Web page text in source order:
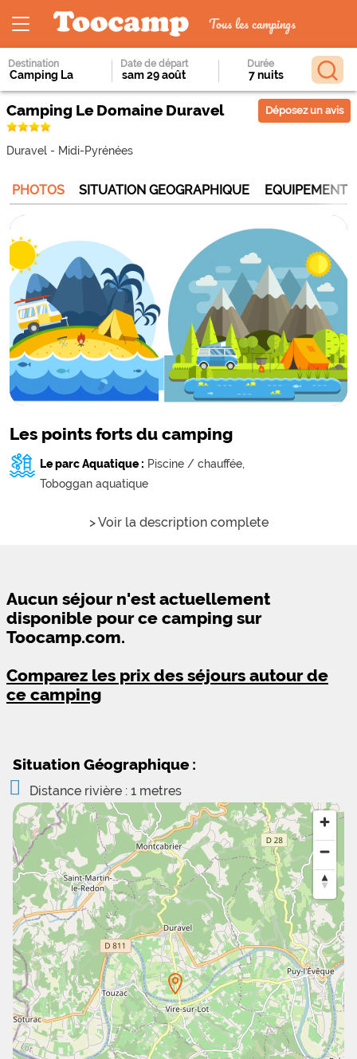
Tous les campings
Destination Date de départ Durée
Camping Le Domaine Duravel
Duravel - Midi-Pyrénées
Déposez un avis
PHOTOS SITUATION GEOGRAPHIQUE
Les points forts du camping
Le parc Aquatique : Piscine / chauffée,
Toboggan aquatique
> Voir la description complete
Aucun séjour n'est actuellement
disponible pour ce camping sur
Toocamp.com.
Comparez les prix des séjours autour de
ce camping
Situation Géographique :
Distance rivière : 1 metres